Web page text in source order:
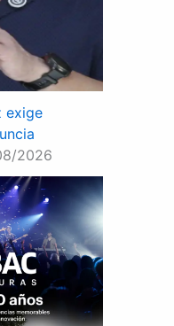
exige
2026